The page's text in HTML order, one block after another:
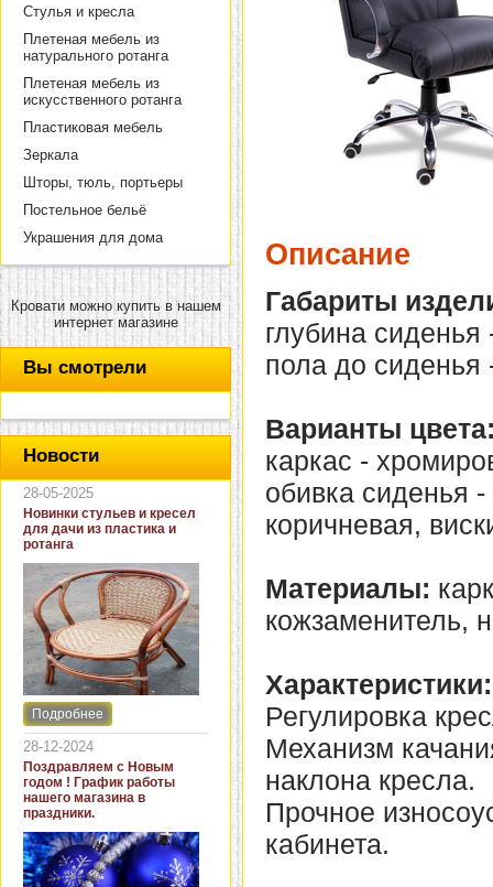
Стулья и кресла
Плетеная мебель из
натурального ротанга
Плетеная мебель из
искусственного ротанга
Пластиковая мебель
Зеркала
Шторы, тюль, портьеры
Постельное бельё
Украшения для дома
Кровати можно купить в нашем
интернет магазине
Вы смотрели
Новости
28-05-2025
Новинки стульев и кресел
для дачи из пластика и
ротанга
Интернет-магазин "Кровать
и диван" представляет
новинки стульев и кресел
для дачи. В ассортименте
представлены как
бюджетные модели из
пластика для дачи, так и
кресла для загородных
домов из натурального и
искусственного ротанга.
Подробнее
28-12-2024
Поздравляем с Новым
годом ! График работы
нашего магазина в
праздники.
Описание
Габариты
глубина
пола до сиденья
Варианты
каркас -
обивка сиденья
коричневая,
Материалы:
кожзаменитель,
Характеристики:
Регулировка
Механизм
наклона кресла.
Прочное
кабинета.